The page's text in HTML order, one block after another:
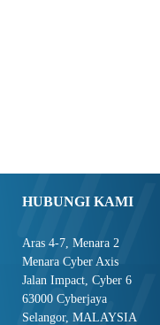
HUBUNGI KAMI
Aras 4-7, Menara 2
Menara Cyber Axis
Jalan Impact, Cyber 6
63000 Cyberjaya
Selangor, MALAYSIA